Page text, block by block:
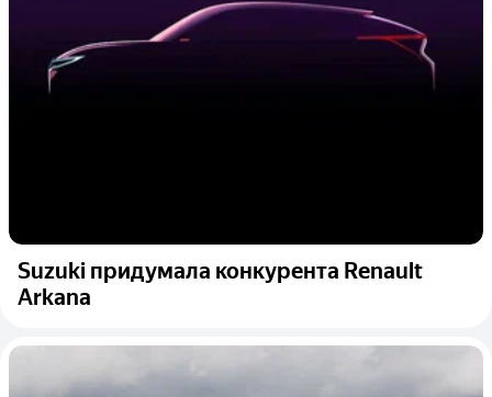
Suzuki придумала конкурента Renault
Arkana